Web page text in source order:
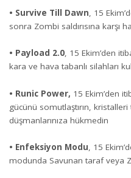
• Survive Till Dawn, 15
sonra Zombi saldırısına karşı
• Payload 2.0, 15 Ekim’den
kara ve hava tabanlı silahları
• Runic Power, 15 Ekim’den
gücünü somutlaştırın,
düşmanlarınıza hükmedin
• Enfeksiyon Modu, 15
modunda Savunan taraf veya